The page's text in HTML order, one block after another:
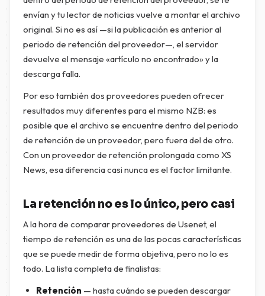
envían y tu lector de noticias vuelve a montar el archivo
original. Si no es así —si la publicación es anterior al
periodo de retención del proveedor—, el servidor
devuelve el mensaje «artículo no encontrado» y la
descarga falla.
Por eso también dos proveedores pueden ofrecer
resultados muy diferentes para el mismo NZB: es
posible que el archivo se encuentre dentro del periodo
de retención de un proveedor, pero fuera del de otro.
Con un proveedor de retención prolongada como XS
News, esa diferencia casi nunca es el factor limitante.
La retención no es lo único, pero casi
A la hora de comparar proveedores de Usenet, el
tiempo de retención es una de las pocas características
que se puede medir de forma objetiva, pero no lo es
todo. La lista completa de finalistas:
Retención — hasta cuándo se pueden descargar